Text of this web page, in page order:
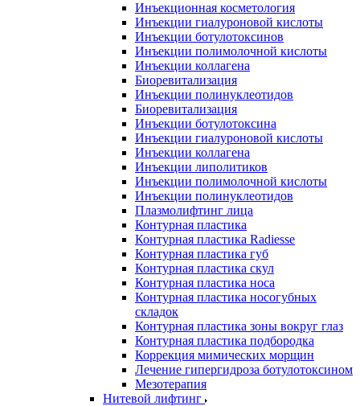
Инъекционная косметология
Инъекции гиалуроновой кислоты
Инъекции ботулотоксинов
Инъекции полимолочной кислоты
Инъекции коллагена
Биоревитализация
Инъекции полинуклеотидов
Биоревитализация
Инъекции ботулотоксина
Инъекции гиалуроновой кислоты
Инъекции коллагена
Инъекции липолитиков
Инъекции полимолочной кислоты
Инъекции полинуклеотидов
Плазмолифтинг лица
Контурная пластика
Контурная пластика Radiesse
Контурная пластика губ
Контурная пластика скул
Контурная пластика носа
Контурная пластика носогубных
складок
Контурная пластика зоны вокруг глаз
Контурная пластика подбородка
Коррекция мимических морщин
Лечение гипергидроза ботулотоксином
Мезотерапия
Нитевой лифтинг